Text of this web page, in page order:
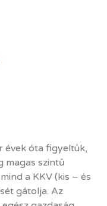
évek óta figyeltük,
magas szintű
a KKV (kis – és
gátolja. Az